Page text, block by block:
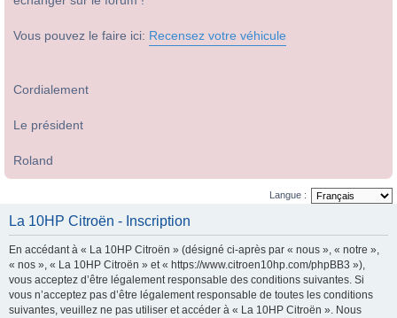
Vous pouvez le faire ici: Recensez votre véhicule
Cordialement
Le président
Roland
Langue :
La 10HP Citroën - Inscription
En accédant à « La 10HP Citroën » (désigné ci-après par « nous », « notre »,
« nos », « La 10HP Citroën » et « https://www.citroen10hp.com/phpBB3 »),
vous acceptez d’être légalement responsable des conditions suivantes. Si
vous n’acceptez pas d’être légalement responsable de toutes les conditions
suivantes, veuillez ne pas utiliser et accéder à « La 10HP Citroën ». Nous